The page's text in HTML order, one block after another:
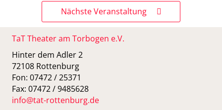
Nächste Veranstaltung
TaT Theater am Torbogen e.V.
Hinter dem Adler 2
72108 Rottenburg
Fon: 07472 / 25371
Fax: 07472 / 9485628
info@tat-rottenburg.de